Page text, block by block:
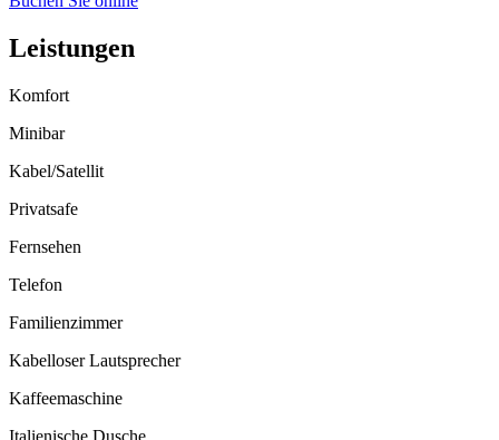
Leistungen
Komfort
Minibar
Kabel/Satellit
Privatsafe
Fernsehen
Telefon
Familienzimmer
Kabelloser Lautsprecher
Kaffeemaschine